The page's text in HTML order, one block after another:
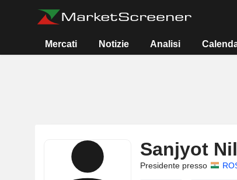
Mercati Notizie Analisi
Sanjyot
Presidente presso